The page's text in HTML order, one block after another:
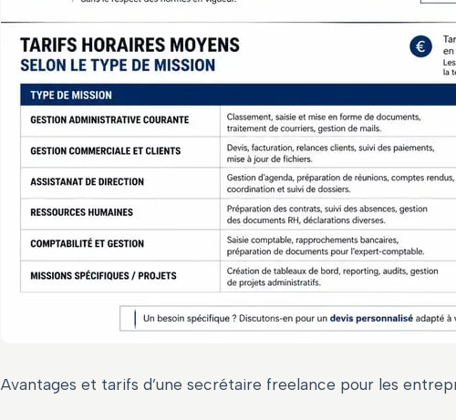
Avantages et tarifs d’une secrétaire freelance pour les